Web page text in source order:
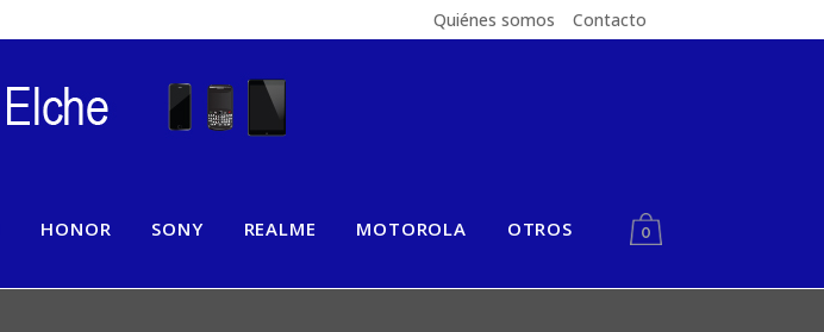
Quiénes somos Contacto
HONOR SONY REALME MOTOROLA OTROS 0